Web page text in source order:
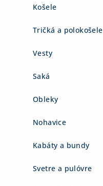
Košele
Tričká a polokošele
Vesty
Saká
Obleky
Nohavice
Kabáty a bundy
Svetre a pulóvre